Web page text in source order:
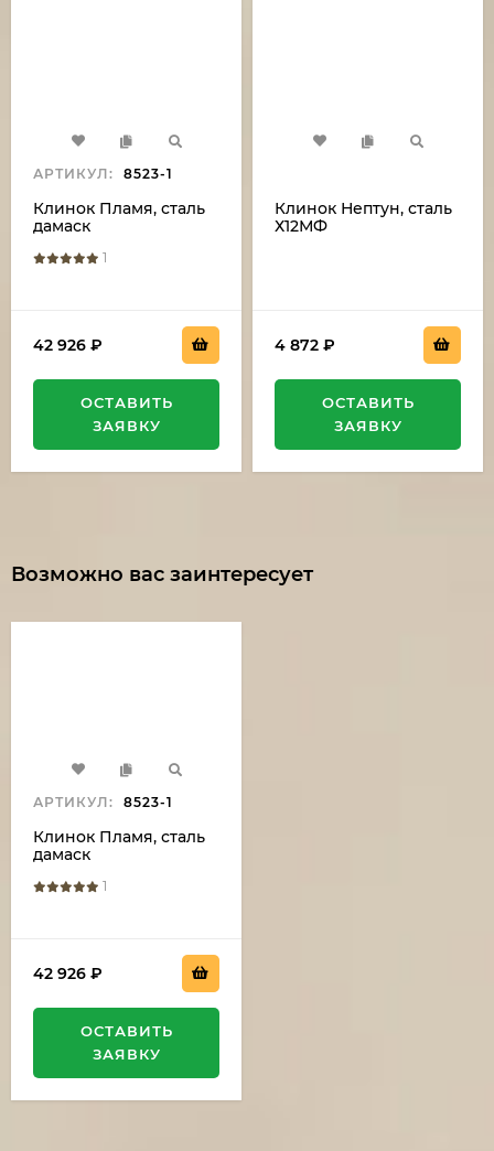
АРТИКУЛ: 8523-1
Клинок Пламя, сталь
дамаск
1
42 926 ₽
ОСТАВИТЬ
ЗАЯВКУ
Клинок Нептун, сталь
Х12МФ
4 872 ₽
ОСТАВИТЬ
ЗАЯВКУ
Возможно вас заинтересует
АРТИКУЛ: 8523-1
Клинок Пламя, сталь
дамаск
1
42 926 ₽
ОСТАВИТЬ
ЗАЯВКУ